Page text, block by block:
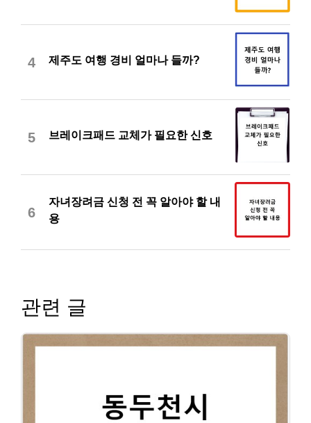
4 제주도 여행 경비 얼마나 들까?
5 브레이크패드 교체가 필요한 신호
6
자녀장려금 신청 전 꼭 알아야 할 내
용
관련 글